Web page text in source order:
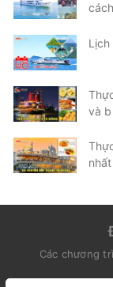
và
Các chương